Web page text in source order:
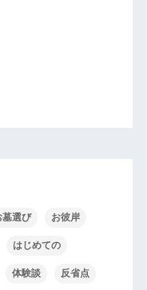
墓選び お彼岸
はじめての
体験談 反省点